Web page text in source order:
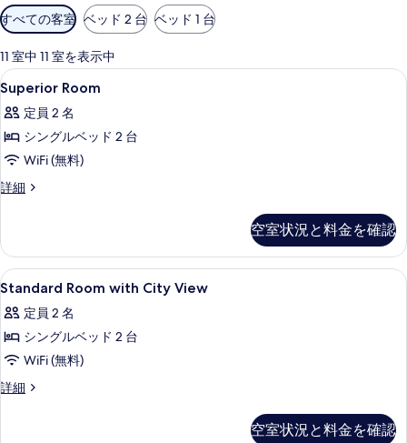
利
用
可
能
な
客
室
の
り
条
件
すべての客室 ベッド 2 台 ベッド 1 台
11 室中 11 室を表示中
Superior
Room
の
す
べ
て
真
を
表
示
す
る
セーフティボックス (室内)、ノート
3
Superior Room
定員 2 名
シングルベッド 2 台
WiFi (無料)
詳細
Superior
細
空室状況と料金を確認
Standard
Room
with
City
View
の
セーフティボックス (室内)、ノート
3
Standard Room with City View
定員 2 名
シングルベッド 2 台
WiFi (無料)
詳細
Standard
空室状況と料金を確認